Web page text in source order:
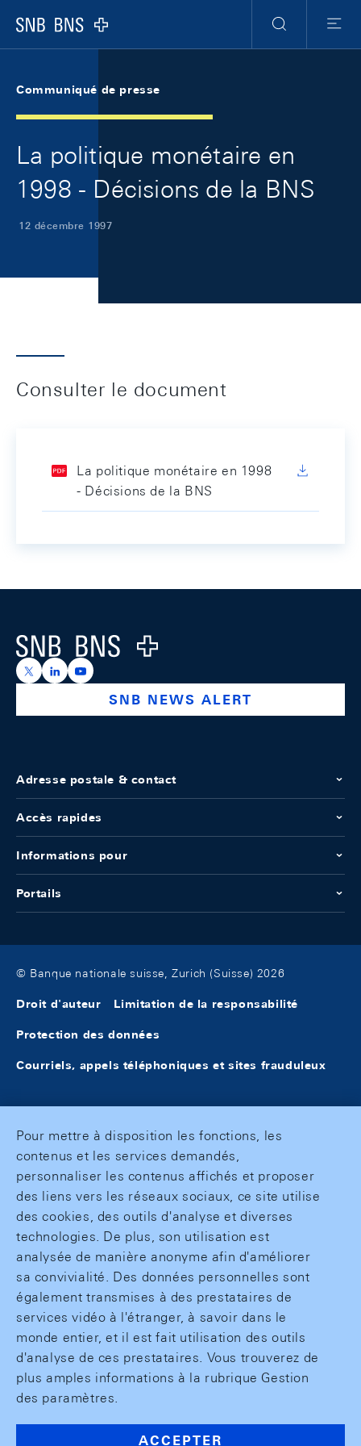
Logo
RechercheMenu
Communiqué de presse
La politique monétaire en
1998 - Décisions de la BNS
12 décembre 1997
Consulter le document
La politique monétaire en 1998
- Décisions de la BNS
Logo
https://x.com/snb_bns
https://ch.linkedin.com/company/swiss-national-
https://www.youtube.com/@swissnationalbank
SNB NEWS ALERT
Adresse postale & contact
Accès rapides
Informations pour
Portails
© Banque nationale suisse, Zurich (Suisse) 2026
Droit d'auteur Limitation de la responsabilité
Protection des données
Courriels, appels téléphoniques et sites frauduleux
Pour mettre à disposition les fonctions, les
contenus et les services demandés,
personnaliser les contenus affichés et proposer
des liens vers les réseaux sociaux, ce site utilise
des cookies, des outils d'analyse et diverses
technologies. De plus, son utilisation est
analysée de manière anonyme afin d'améliorer
sa convivialité. Des données personnelles sont
également transmises à des prestataires de
services vidéo à l'étranger, à savoir dans le
monde entier, et il est fait utilisation des outils
d'analyse de ces prestataires. Vous trouverez de
plus amples informations à la rubrique Gestion
des paramètres.
ACCEPTER